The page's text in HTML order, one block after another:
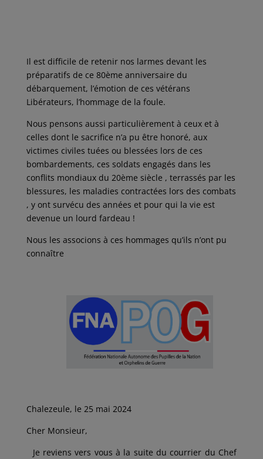
k n r
Il est difficile de retenir nos larmes devant les
préparatifs de ce 80ème anniversaire du
débarquement, l’émotion de ces vétérans
Libérateurs, l’hommage de la foule.
Nous pensons aussi particulièrement à ceux et à
celles dont le sacrifice n’a pu être honoré, aux
victimes civiles tuées ou blessées lors de ces
bombardements, ces soldats engagés dans les
conflits mondiaux du 20ème siècle , terrassés par les
blessures, les maladies contractées lors des combats
, y ont survécu des années et pour qui la vie est
devenue un lourd fardeau !
Nous les associons à ces hommages qu’ils n’ont pu
connaître
Chalezeule, le 25 mai 2024
Cher Monsieur,
Je reviens vers vous à la suite du courrier du Chef